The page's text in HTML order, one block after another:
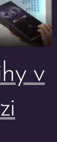
v